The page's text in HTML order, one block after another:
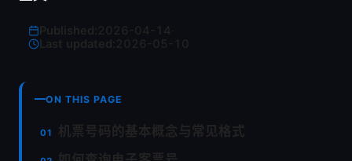
Last updated:
ON THIS PAGE